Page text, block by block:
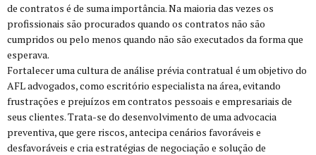
de contratos é de suma importância. Na maioria das vezes os
profissionais são procurados quando os contratos não são
cumpridos ou pelo menos quando não são executados da forma que
esperava.
Fortalecer uma cultura de análise prévia contratual é um objetivo do
AFL advogados, como escritório especialista na área, evitando
frustrações e prejuízos em contratos pessoais e empresariais de
seus clientes. Trata-se do desenvolvimento de uma advocacia
preventiva, que gere riscos, antecipa cenários favoráveis e
desfavoráveis e cria estratégias de negociação e solução de